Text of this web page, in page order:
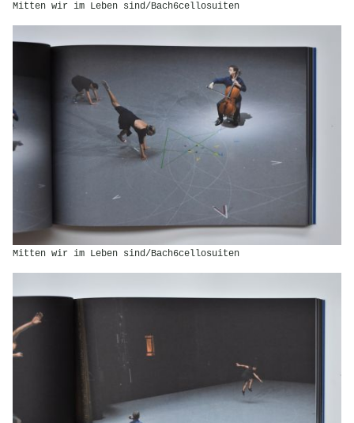
Mitten wir im Leben sind/Bach6cellosuiten
Mitten wir im Leben sind/Bach6cellosuiten